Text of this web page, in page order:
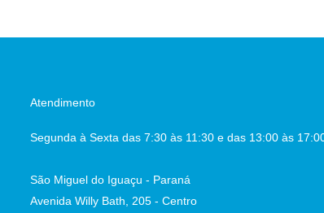
Atendimento
Segunda à Sexta das 7:30 às 11:30 e das 13:00 às
São Miguel do Iguaçu - Paraná
Avenida Willy Bath, 205 - Centro